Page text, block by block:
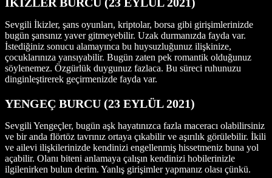
Sevgili İkizler, şans oyunları, kriptolar, borsa gibi girişimlerinizde
bugün şansınız yaver gitmeyebilir. Uzak durmanızda fayda var.
İstediğiniz sonucu alamayınca bu huysuzluğunuz ilişkinize,
çocuklarınıza yansıyabilir. Bugün zaten pek romantik olduğunuz
söylenemez. Özgürlük duygunuz fazlaca. Bu süreci ruhunuzu
dinginleştirerek geçirmenizde fayda var.
YENGEÇ BURCU (23 EYLÜL 2021)
Sevgili Yengeçler, bugün aşk hayatınızca fazla maceracı olabilirsiniz
ve bir anda flörtöz tavrınız ortaya çıkabilir ve aşırılık görülebilir. İkili
ve ailevi ilişkilerinizde kendinizi engellenmiş hissetmeniz buna yol
açabilir. Olanı biteni anlamaya çalışın kendinizi hobilerinizle
ilgilenirken bulun derim. Yanlış girişimler yapmanız olası çünkü.